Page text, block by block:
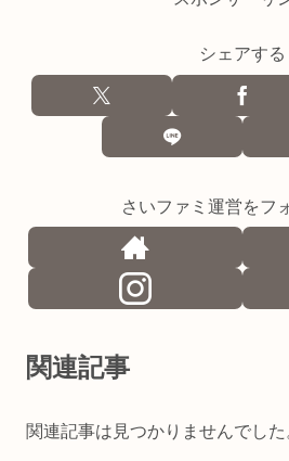
シェアする
さいファミ運営をフ
関連記事
関連記事は見つかりませんでした